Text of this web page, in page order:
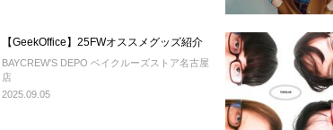
【GeekOffice】25FWオススメグッズ紹介
BAYCREW'S DEPO ベイクルーズストア名古屋
店
2025.09.05